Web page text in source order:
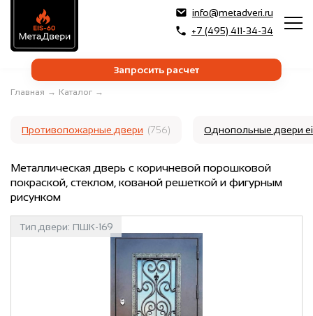
info@metadveri.ru
+7 (495) 411-34-34
Запросить расчет
Главная → Каталог →
Противопожарные двери (756) Однопольные двери
Металлическая дверь с коричневой порошковой
покраской, стеклом, кованой решеткой и фигурным
рисунком
Тип двери: ПШК-169